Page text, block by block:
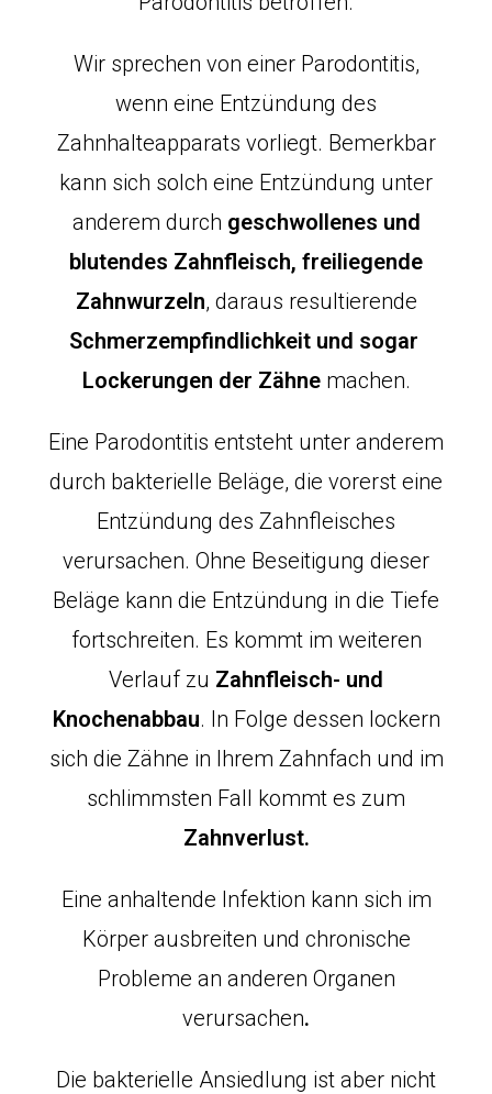
Wir sprechen von einer Parodontitis,
wenn eine Entzündung des
Zahnhalteapparats vorliegt. Bemerkbar
kann sich solch eine Entzündung unter
anderem durch geschwollenes und
blutendes Zahnfleisch, freiliegende
Zahnwurzeln, daraus resultierende
Schmerzempfindlichkeit und sogar
Lockerungen der Zähnemachen.
Eine Parodontitis entsteht unter anderem
durch bakterielle Beläge, die vorerst eine
Entzündung des Zahnfleisches
verursachen. Ohne Beseitigung dieser
Beläge kann die Entzündung in die Tiefe
fortschreiten. Es kommt im weiteren
Verlauf zu Zahnfleisch- und
Knochenabbau. In Folge dessen lockern
sich die Zähne in Ihrem Zahnfach und im
schlimmsten Fall kommt es zum
Zahnverlust.
Eine anhaltende Infektion kann sich im
Körper ausbreiten und chronische
Probleme an anderen Organen
verursachen.
Die bakterielle Ansiedlung ist aber nicht